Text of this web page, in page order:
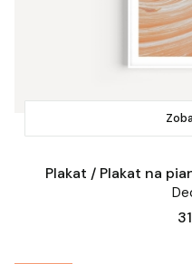
Plakat / Plakat na